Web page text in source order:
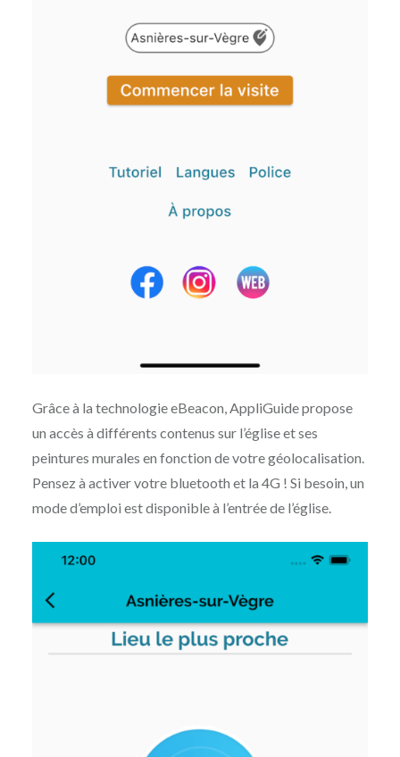
Grâce à la technologie eBeacon, AppliGuide propose
un accès à différents contenus sur l’église et ses
peintures murales en fonction de votre géolocalisation.
Pensez à activer votre bluetooth et la 4G ! Si besoin, un
mode d’emploi est disponible à l’entrée de l’église.